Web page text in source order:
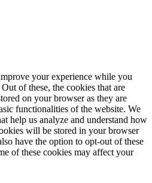
your experience while you
of these, the cookies that are
on your browser as they are
functionalities of the website. We
help us analyze and understand how
will be stored in your browser
have the option to opt-out of these
of these cookies may affect your